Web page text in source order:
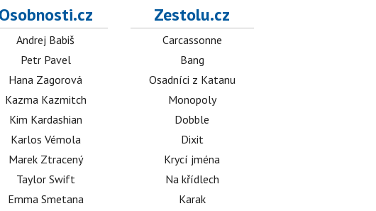
Osobnosti.cz
Andrej Babiš
Petr Pavel
Hana Zagorová
Kazma Kazmitch
Kim Kardashian
Karlos Vémola
Marek Ztracený
Taylor Swift
Emma Smetana
Zestolu.cz
Carcassonne
Bang
Osadníci z Katanu
Monopoly
Dobble
Dixit
Krycí jména
Na křídlech
Karak